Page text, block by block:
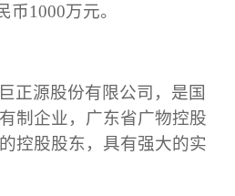
币1000万元。
正源股份有限公司，是国
制企业，广东省广物控股
控股股东，具有强大的实